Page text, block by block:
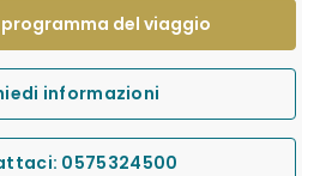
del viaggio
informazioni
0575324500